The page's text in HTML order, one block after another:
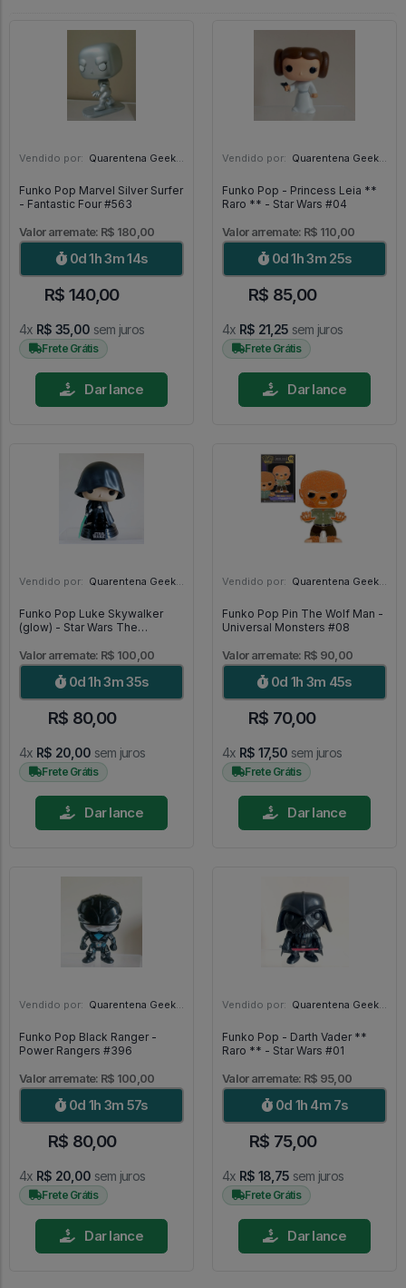
Vendido por: Quarentena Geek Store - SP
Funko Pop Marvel Silver Surfer
- Fantastic Four #563
Valor arremate: R$ 180,00
0d 1h 3m 13s
R$ 140,00
4x R$ 35,00 sem juros
Frete Grátis
Dar lance
Vendido por: Quarentena Geek Store - SP
Funko Pop - Princess Leia **
Raro ** - Star Wars #04
Valor arremate: R$ 110,00
0d 1h 3m 24s
R$ 85,00
4x R$ 21,25 sem juros
Frete Grátis
Dar lance
Vendido por: Quarentena Geek Store - SP
Funko Pop Luke Skywalker
(glow) - Star Wars The
Valor arremate: R$ 100,00
0d 1h 3m 34s
R$ 80,00
4x R$ 20,00 sem juros
Frete Grátis
Dar lance
Vendido por: Quarentena Geek Store - SP
Funko Pop Pin The Wolf Man -
Universal Monsters #08
Valor arremate: R$ 90,00
0d 1h 3m 44s
R$ 70,00
4x R$ 17,50 sem juros
Frete Grátis
Dar lance
Vendido por: Quarentena Geek Store - SP
Funko Pop Black Ranger -
Power Rangers #396
Valor arremate: R$ 100,00
0d 1h 3m 56s
R$ 80,00
4x R$ 20,00 sem juros
Frete Grátis
Dar lance
Vendido por: Quarentena Geek Store - SP
Funko Pop - Darth Vader **
Raro ** - Star Wars #01
Valor arremate: R$ 95,00
0d 1h 4m 6s
R$ 75,00
4x R$ 18,75 sem juros
Frete Grátis
Dar lance